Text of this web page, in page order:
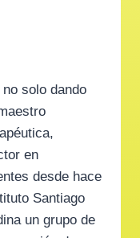
solo dando
en
desde hace
Santiago
un grupo de